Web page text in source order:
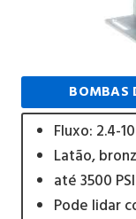
BOMBAS
Fluxo: 2.4-
Latão,
até 3500 PSI
Pode lidar